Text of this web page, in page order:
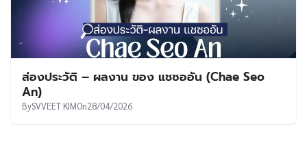
ส่องประวัติ – ผลงาน ของ แชซออัน (Chae Seo
An)
BySVVEET KIMOn28/04/2026